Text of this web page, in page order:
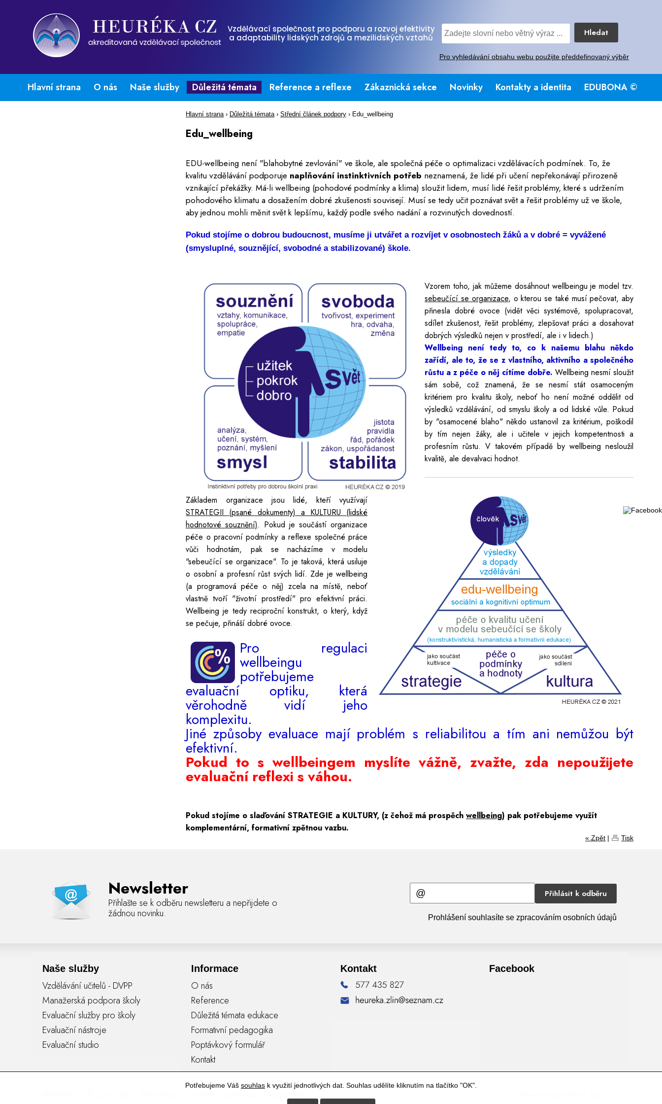
Vzdělávací společnost pro podporu a rozvoj efektivity
a adaptability lidských zdrojů a mezilidských vztahů
Hledat
Pro vyhledávání obsahu webu použijte předdefinovaný výběr
Hlavní strana O nás Naše služby Důležitá témata Reference a reflexe Zákaznická sekce Novinky Kontakty a identita EDUBONA ©
Hlavní strana › Důležitá témata › Střední článek podpory › Edu_wellbeing
Edu_wellbeing
EDU-wellbeing není "blahobytné zevlování" ve škole, ale společná péče o optimalizaci vzdělávacích podmínek. To, že
kvalitu vzdělávání podporuje naplňování instinktivních potřeb neznamená, že lidé při učení nepřekonávají přirozeně
vznikající překážky. Má-li wellbeing (pohodové podmínky a klima) sloužit lidem, musí lidé řešit problémy, které s udržením
pohodového klimatu a dosažením dobré zkušenosti souvisejí. Musí se tedy učit poznávat svět a řešit problémy už ve škole,
aby jednou mohli měnit svět k lepšímu, každý podle svého nadání a rozvinutých dovedností.
Pokud stojíme o dobrou budoucnost, musíme ji utvářet a rozvíjet v osobnostech žáků a v dobré = vyvážené
(smysluplné, souznějící, svobodné a stabilizované) škole.
Vzorem toho, jak můžeme dosáhnout wellbeingu je model tzv.
sebeučící se organizace, o kterou se také musí pečovat, aby
přinesla dobré ovoce (vidět věci systémově, spolupracovat,
sdílet zkušenost, řešit problémy, zlepšovat práci a dosahovat
dobrých výsledků nejen v prostředí, ale i v lidech.)
Wellbeing není tedy to, co k našemu blahu někdo
zařídí, ale to, že se z vlastního, aktivního a společného
růstu a z péče o něj cítíme dobře. Wellbeing nesmí sloužit
sám sobě, což znamená, že se nesmí stát osamoceným
kritériem pro kvalitu školy, neboť ho není možné oddělit od
výsledků vzdělávání, od smyslu školy a od lidské vůle. Pokud
by "osamocené blaho" někdo ustanovil za kritérium, poškodil
by tím nejen žáky, ale i učitele v jejich kompetentnosti a
profesním růstu. V takovém případě by wellbeing nesloužil
kvalitě, ale devalvaci hodnot.
Základem organizace jsou lidé, kteří využívají
STRATEGII (psané dokumenty) a KULTURU (lidské
hodnotové souznění). Pokud je součástí organizace
péče o pracovní podmínky a reflexe společné práce
vůči hodnotám, pak se nacházíme v modelu
"sebeučící se organizace". To je taková, která usiluje
o osobní a profesní růst svých lidí. Zde je wellbeing
(a programová péče o něj) zcela na místě, neboť
vlastně tvoří "životní prostředí" pro efektivní práci.
Wellbeing je tedy reciproční konstrukt, o který, když
se pečuje, přináší dobré ovoce.
Pro regulaci
wellbeingu
potřebujeme
evaluační optiku, která
věrohodně vidí jeho
komplexitu.
Jiné způsoby evaluace mají problém s reliabilitou a tím ani nemůžou být
efektivní.
Pokud to s wellbeingem myslíte vážně, zvažte, zda nepoužijete
evaluační reflexi s váhou.
Pokud stojíme o slaďování STRATEGIE a KULTURY, (z čehož má prospěchwellbeing) pak potřebujeme využít
komplementární, formativní zpětnou vazbu.
« Zpět | Tisk
Newsletter
Přihlašte se k odběru newsletteru a nepřijdete o
žádnou novinku.
Přihlásit k odběru
Prohlášení souhlasíte se zpracováním osobních údajů
Naše služby
Vzdělávání učitelů - DVPP
Manažerská podpora školy
Evaluační služby pro školy
Evaluační nástroje
Evaluační studio
Informace
O nás
Reference
Důležitá témata edukace
Formativní pedagogika
Poptávkový formulář
Kontakt
Kontakt Facebook
Potřebujeme Váš souhlas k využití jednotlivých dat. Souhlas udělíte kliknutím na tlačítko "OK".